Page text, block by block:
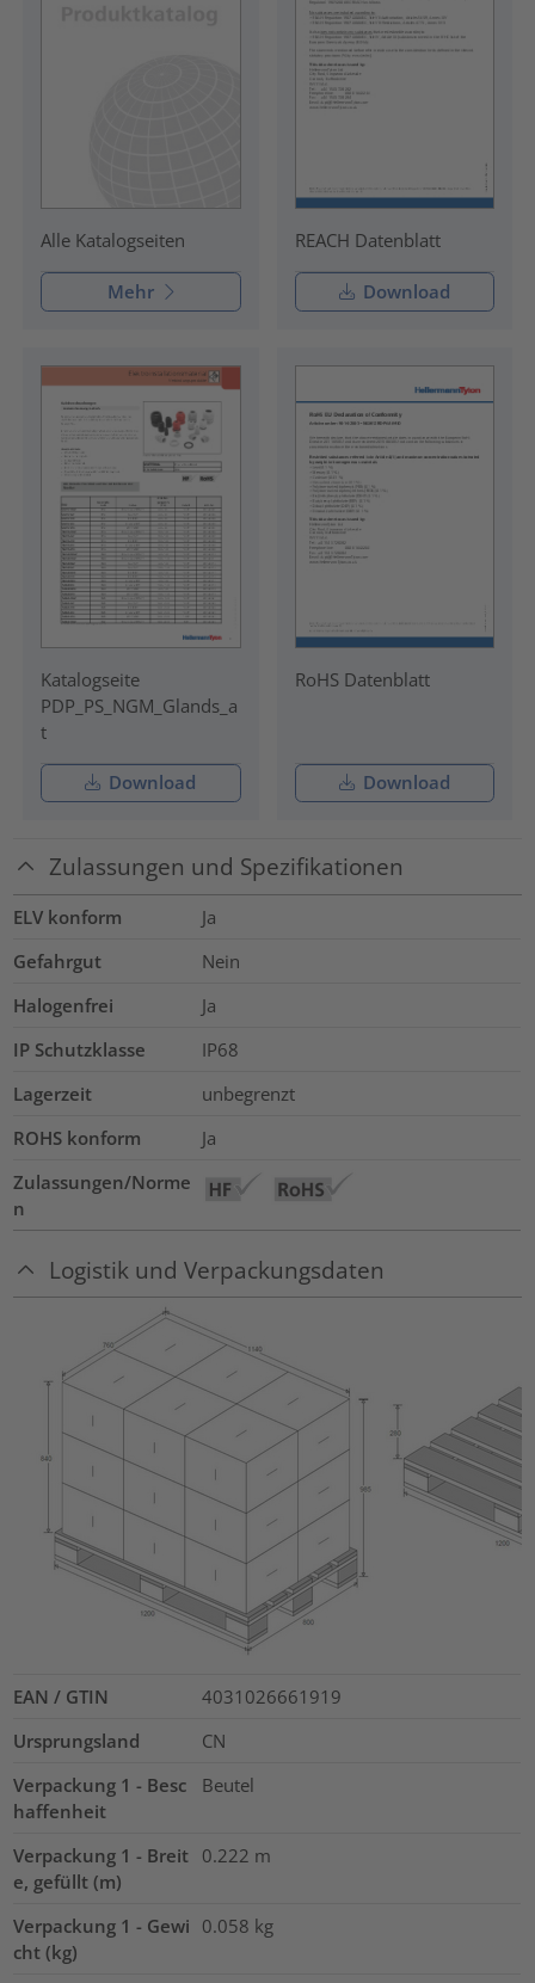
Alle Katalogseiten
Mehr
REACH Datenblatt
Download
Katalogseite
PDP_PS_NGM_Glands_a
t
Download
RoHS Datenblatt
Download
Zulassungen und Spezifikationen
ELV konform
Ja
Gefahrgut
Nein
Halogenfrei
Ja
IP Schutzklasse
IP68
Lagerzeit
unbegrenzt
ROHS konform
Ja
Zulassungen/Norme
n
Logistik und Verpackungsdaten
EAN / GTIN
4031026661919
Ursprungsland
CN
Verpackung 1 - Besc
haffenheit
Beutel
Verpackung 1 - Breit
e, gefüllt (m)
0.222 m
Verpackung 1 - Gewi
cht (kg)
0.058 kg